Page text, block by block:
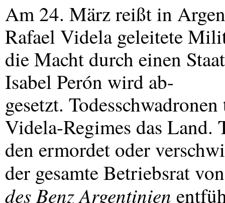
Am 24. März reißt in
Rafael Videla geleitete
die Macht durch einen
Isabel Perón wird ab-
gesetzt.
Videla-Regimes das Land.
den ermordet oder
der gesamte Betriebsrat
des Benz Argentinien